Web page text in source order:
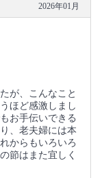
2026年01月
が、こんなこと
ほど感激しまし
お手伝いできる
、老夫婦には本
からもいろいろ
節はまた宜しく